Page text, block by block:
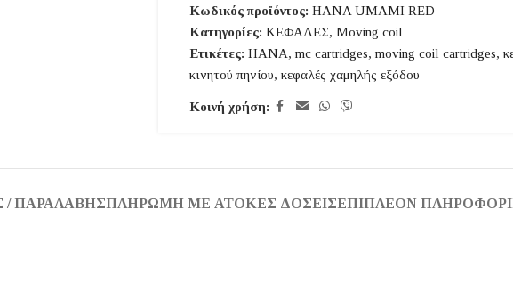
Κωδικός προϊόντος: HANA UMAMI RED
Κατηγορίες: ΚΕΦΑΛΕΣ, Moving coil
Ετικέτες: HANA, mc cartridges, moving coil cartridges,
κινητού πηνίου, κεφαλές χαμηλής εξόδου
Κοινή χρήση:
ΠΑΡΑΛΑΒΉΣΠΛΗΡΩΜΉ ΜΕ ΆΤΟΚΕΣ ΔΌΣΕΙΣΕΠΙΠΛΈΟΝ